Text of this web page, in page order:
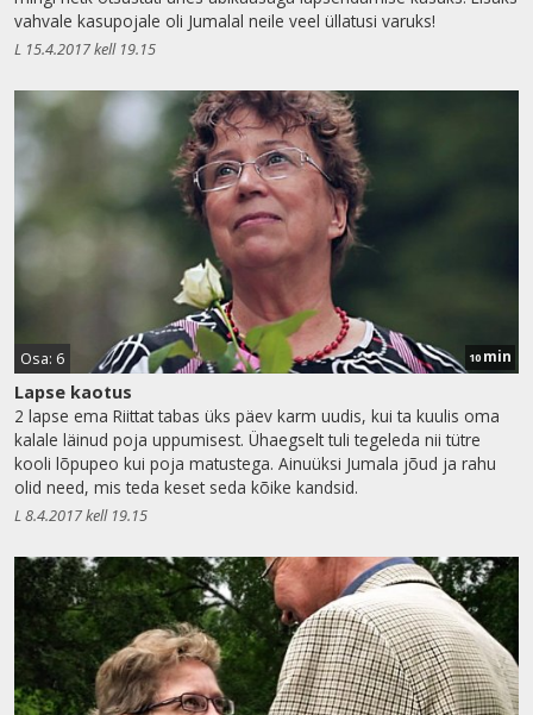
vahvale kasupojale oli Jumalal neile veel üllatusi varuks!
L 15.4.2017 kell 19.15
Osa: 6 10 min
Lapse kaotus
2 lapse ema Riittat tabas üks päev karm uudis, kui ta kuulis oma
kalale läinud poja uppumisest. Ühaegselt tuli tegeleda nii tütre
kooli lõpupeo kui poja matustega. Ainuüksi Jumala jõud ja rahu
olid need, mis teda keset seda kõike kandsid.
L 8.4.2017 kell 19.15